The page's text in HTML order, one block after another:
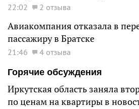
22:02 2 отзыва
Авиакомпания отказала в
пассажиру в Братске
21:46
4 отзыва
Горячие обсуждения
Иркутская область заняла
по ценам на квартиры в